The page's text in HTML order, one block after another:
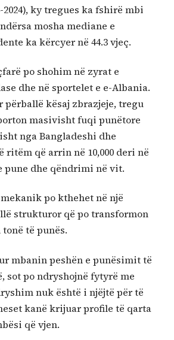
2024), ky tregues ka fshirë mbi
mosha mediane e
ka kërcyer në 44.3 vjeç.
po shohim në zyrat e
dhe në sportelet e e-Albania.
përballë kësaj zbrazjeje, tregu
masivisht fuqi punëtore
nga Bangladeshi dhe
që arrin në 10,000 deri në
pune dhe qëndrimi në vit.
po kthehet në një
strukturor që po transformon
të punës.
mbanin peshën e punësimit të
sot po ndryshojnë fytyrë me
nuk është i njëjtë për të
kanë krijuar profile të qarta
që vjen.